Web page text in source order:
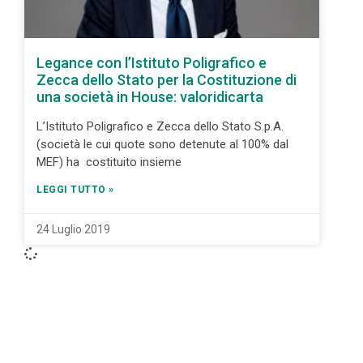
Legance con l’Istituto Poligrafico e
Zecca dello Stato per la Costituzione di
una società in House: valoridicarta
L’Istituto Poligrafico e Zecca dello Stato S.p.A.
(società le cui quote sono detenute al 100% dal
MEF) ha costituito insieme
LEGGI TUTTO »
24 Luglio 2019